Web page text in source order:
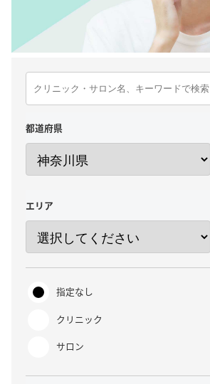
都道府県
エリア
指定なし
クリニック
サロン